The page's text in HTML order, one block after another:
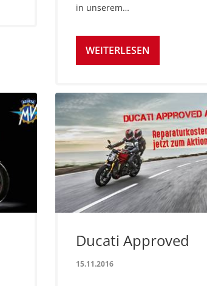
in unserem…
WEITERLESEN
Ducati Approved
15.11.2016